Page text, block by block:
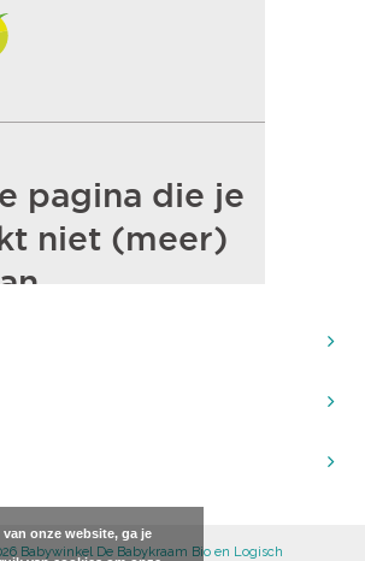
Babywinkel De Babykraam Bio en Logisch
onze website, ga je